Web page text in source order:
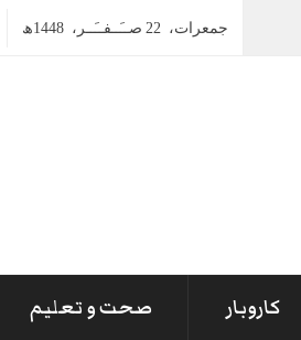
جمعرات، 22 صــَــفــَــر، 1448ھ
کاروبار صحت و تعلیم